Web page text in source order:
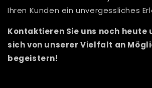
Ihren Kunden ein unvergessliches
Kontaktieren Sie uns noch heute
sich von unserer Vielfalt an
begeistern!